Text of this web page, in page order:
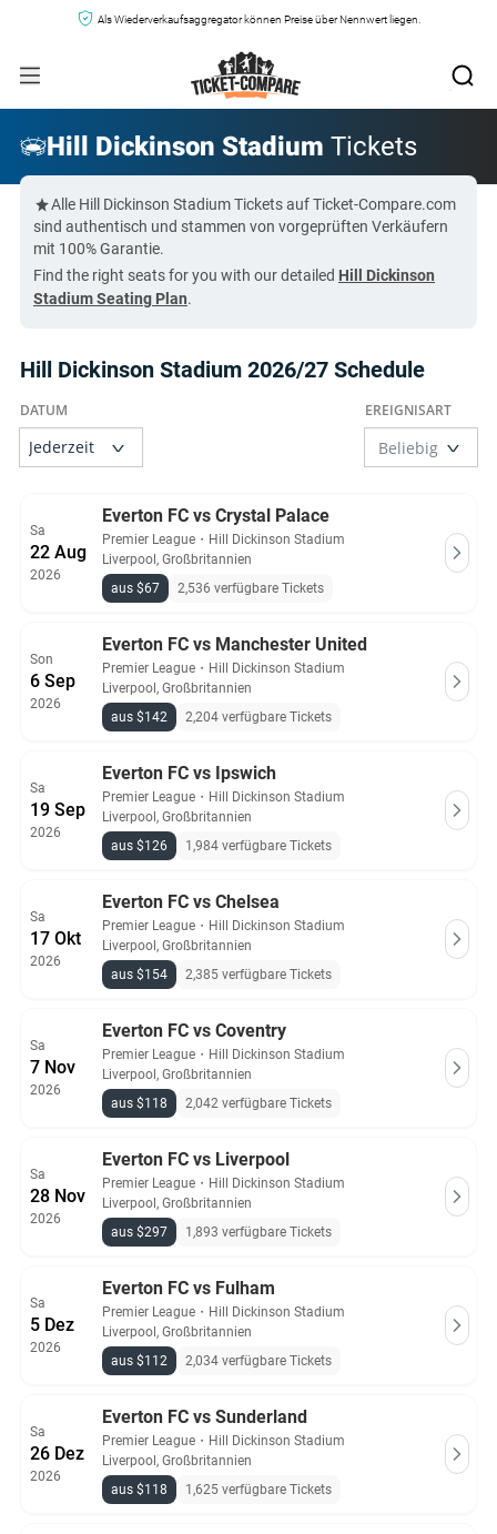
Als Wiederverkaufsaggregator können Preise über Nennwert liegen.
Hill Dickinson Stadium Tickets
Alle Hill Dickinson Stadium Tickets auf Ticket-Compare.com
sind authentisch und stammen von vorgeprüften Verkäufern
mit 100% Garantie.
Find the right seats for you with our detailed Hill Dickinson
Stadium Seating Plan.
Hill Dickinson Stadium 2026/27 Schedule
Sa
22 Aug
2026
Everton FC vs Crystal Palace
Premier League ・ Hill Dickinson Stadium
Liverpool, Großbritannien
aus $67
2,536 verfügbare Tickets
Son
6 Sep
2026
Everton FC vs Manchester United
Premier League ・ Hill Dickinson Stadium
Liverpool, Großbritannien
aus $142
2,204 verfügbare Tickets
Sa
19 Sep
2026
Everton FC vs Ipswich
Premier League ・ Hill Dickinson Stadium
Liverpool, Großbritannien
aus $126
1,984 verfügbare Tickets
Sa
17 Okt
2026
Everton FC vs Chelsea
Premier League ・ Hill Dickinson Stadium
Liverpool, Großbritannien
aus $154
2,385 verfügbare Tickets
Sa
7 Nov
2026
Everton FC vs Coventry
Premier League ・ Hill Dickinson Stadium
Liverpool, Großbritannien
aus $118
2,042 verfügbare Tickets
Sa
28 Nov
2026
Everton FC vs Liverpool
Premier League ・ Hill Dickinson Stadium
Liverpool, Großbritannien
aus $297
1,893 verfügbare Tickets
Sa
5 Dez
2026
Everton FC vs Fulham
Premier League ・ Hill Dickinson Stadium
Liverpool, Großbritannien
aus $112
2,034 verfügbare Tickets
Sa
26 Dez
2026
Everton FC vs Sunderland
Premier League ・ Hill Dickinson Stadium
Liverpool, Großbritannien
aus $118
1,625 verfügbare Tickets